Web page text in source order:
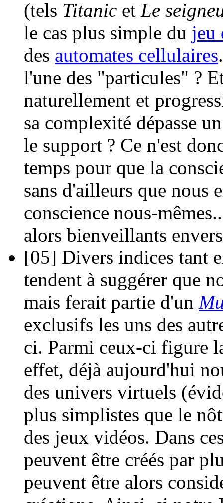
(tels Titanic et Le
le cas plus simple du jeu
des automates cellulaires
l'une des "particules" ?
naturellement et
sa complexité dépasse
le support ? Ce n'est
temps pour que la
sans d'ailleurs que nous
conscience nous-
alors bienveillants
[05] Divers indices tant
tendent à suggérer que
mais ferait partie d'un
exclusifs les uns des
ci. Parmi ceux-ci figure
effet, déjà aujourd'hui
des univers virtuels
plus simplistes que le
des jeux vidéos. Dans
peuvent être créés par
peuvent être alors